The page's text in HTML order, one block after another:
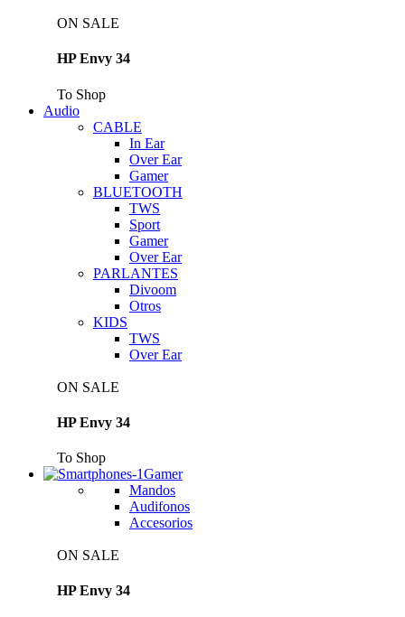
ON SALE
HP Envy 34
To Shop
Audio
CABLE
In Ear
Over Ear
Gamer
BLUETOOTH
TWS
Sport
Gamer
Over Ear
PARLANTES
Divoom
Otros
KIDS
TWS
Over Ear
ON SALE
HP Envy 34
To Shop
Gamer
Mandos
Audifonos
Accesorios
ON SALE
HP Envy 34